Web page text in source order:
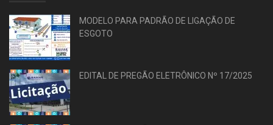
MODELO PARA PADRÃO DE LIGAÇÃO DE
ESGOTO
EDITAL DE PREGÃO ELETRÔNICO Nº 17/2025